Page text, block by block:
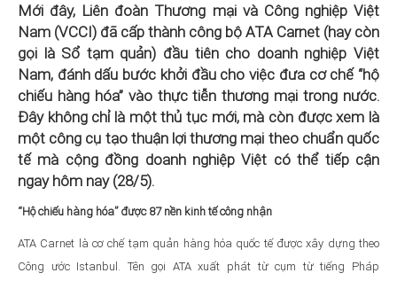
Mới đây, Liên đoàn Thương mại và Công nghiệp Việt
Nam (VCCI) đã cấp thành công bộ ATA Carnet (hay còn
gọi là Sổ tạm quản) đầu tiên cho doanh nghiệp Việt
Nam, đánh dấu bước khởi đầu cho việc đưa cơ chế “hộ
chiếu hàng hóa” vào thực tiễn thương mại trong nước.
Đây không chỉ là một thủ tục mới, mà còn được xem là
một công cụ tạo thuận lợi thương mại theo chuẩn quốc
tế mà cộng đồng doanh nghiệp Việt có thể tiếp cận
ngay hôm nay (28/5).
“Hộ chiếu hàng hóa” được 87 nền kinh tế công nhận
ATA Carnet là cơ chế tạm quản hàng hóa quốc tế được xây dựng theo
Công ước Istanbul. Tên gọi ATA xuất phát từ cụm từ tiếng Pháp